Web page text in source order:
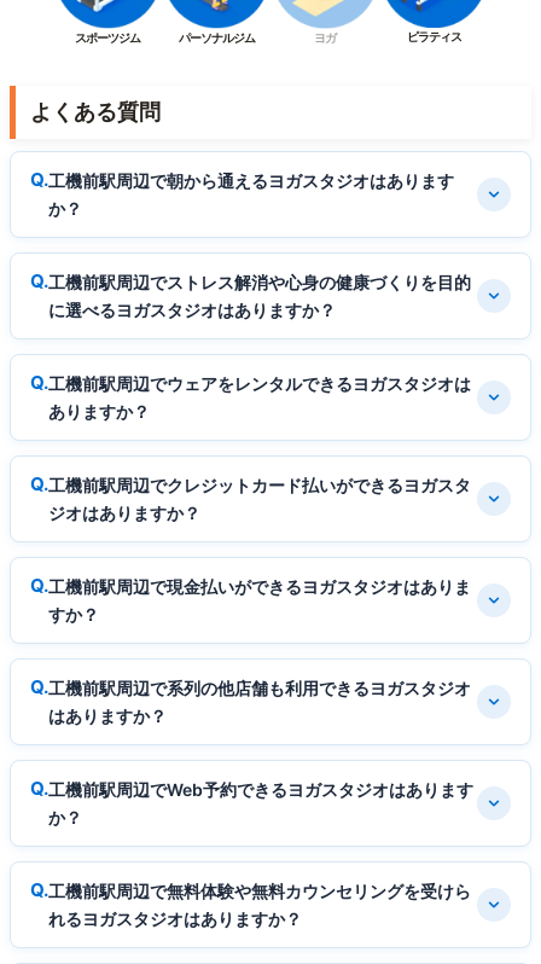
スポーツジム パーソナルジム ヨガ ピラティス
よくある質問
工機前駅周辺で朝から通えるヨガスタジオはあります
か？
工機前駅周辺でストレス解消や心身の健康づくりを目的
に選べるヨガスタジオはありますか？
工機前駅周辺でウェアをレンタルできるヨガスタジオは
ありますか？
工機前駅周辺でクレジットカード払いができるヨガスタ
ジオはありますか？
工機前駅周辺で現金払いができるヨガスタジオはありま
すか？
工機前駅周辺で系列の他店舗も利用できるヨガスタジオ
はありますか？
工機前駅周辺でWeb予約できるヨガスタジオはあります
か？
工機前駅周辺で無料体験や無料カウンセリングを受けら
れるヨガスタジオはありますか？